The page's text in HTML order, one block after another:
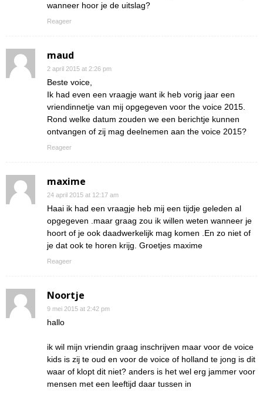
wanneer hoor je de uitslag?
Reageer
maud
2 april 2015 at 2:26 pm
Beste voice,
Ik had even een vraagje want ik heb vorig jaar een
vriendinnetje van mij opgegeven voor the voice 2015.
Rond welke datum zouden we een berichtje kunnen
ontvangen of zij mag deelnemen aan the voice 2015?
Reageer
maxime
24 april 2015 at 12:17 am
Haai ik had een vraagje heb mij een tijdje geleden al
opgegeven .maar graag zou ik willen weten wanneer je
hoort of je ook daadwerkelijk mag komen .En zo niet of
je dat ook te horen krijg. Groetjes maxime
Reageer
Noortje
9 mei 2015 at 2:42 pm
hallo
ik wil mijn vriendin graag inschrijven maar voor de voice
kids is zij te oud en voor de voice of holland te jong is dit
waar of klopt dit niet? anders is het wel erg jammer voor
mensen met een leeftijd daar tussen in